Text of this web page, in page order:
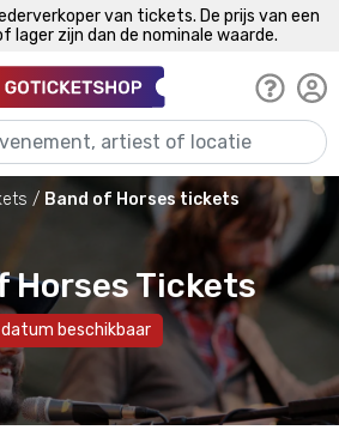
van tickets. De prijs van een
lager zijn dan de nominale waarde.
Band of Horses tickets
Horses Tickets
datum beschikbaar